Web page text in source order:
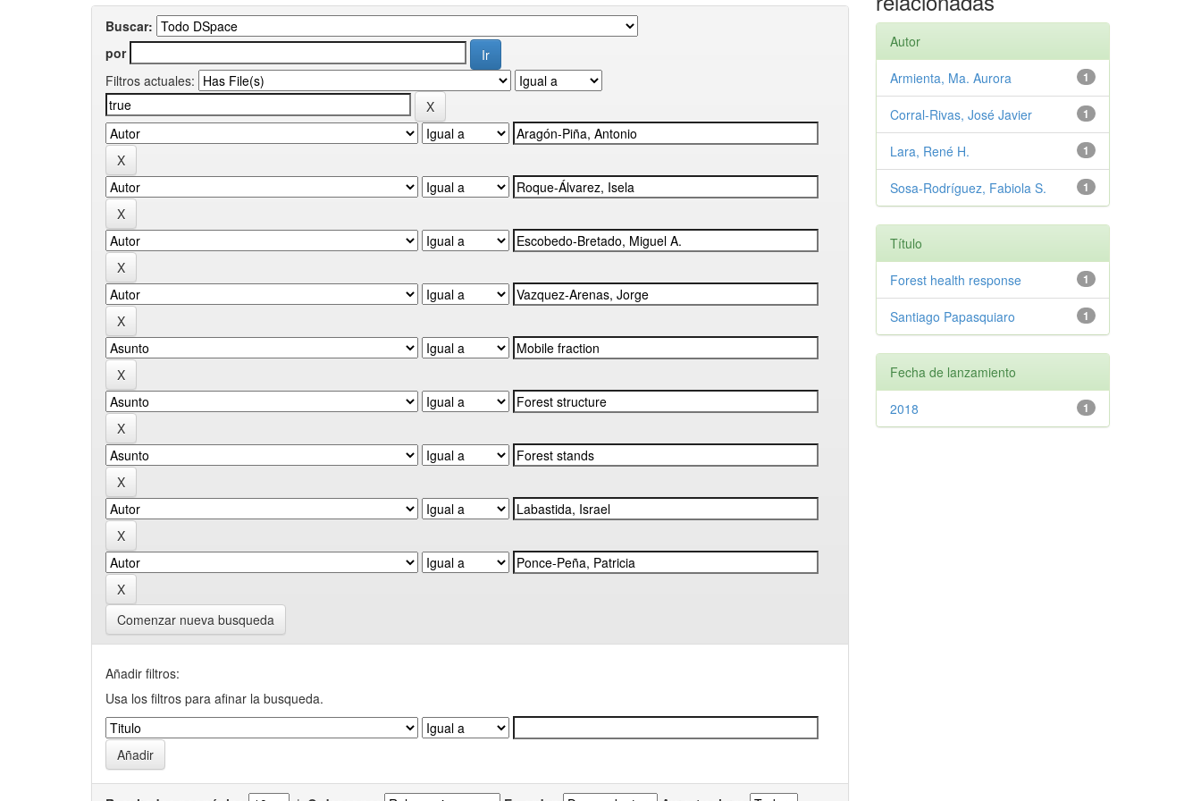
Buscar:
por
Filtros actuales:
Comenzar nueva busqueda
Añadir filtros:
Usa los filtros para afinar la busqueda.
Autor
1
Armienta, Ma. Aurora
1
Corral-Rivas, José Javier
1
Lara, René H.
1
Sosa-Rodríguez, Fabiola S.
Título
1
Forest health response
1
Santiago Papasquiaro
Fecha de lanzamiento
1
2018